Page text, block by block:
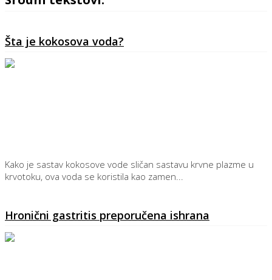
Šta je kokosova voda?
Kako je sastav kokosove vode sličan sastavu krvne plazme u
krvotoku, ova voda se koristila kao zamen...
Hronični gastritis preporučena ishrana